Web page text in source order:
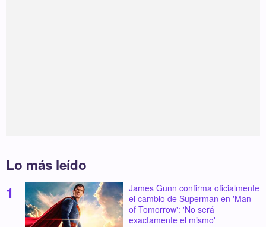
Lo más leído
James Gunn confirma oficialmente
el cambio de Superman en 'Man
of Tomorrow': 'No será
exactamente el mismo'